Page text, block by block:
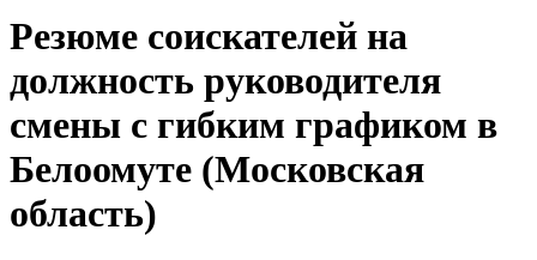
Резюме соискателей на
должность руководителя
смены с гибким графиком в
Белоомуте (Московская
область)